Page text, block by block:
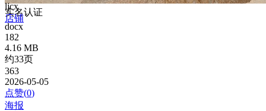
ljcx
实名认证
店铺
docx
182
4.16 MB
约33页
363
2026-05-05
点赞(0)
海报